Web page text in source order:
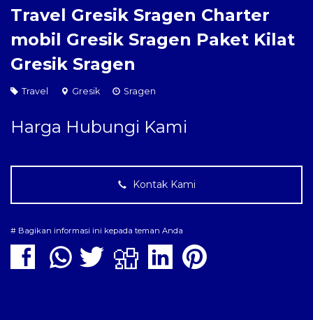
Travel Gresik Sragen Charter
mobil Gresik Sragen Paket Kilat
Gresik Sragen
Travel Gresik Sragen
Harga Hubungi Kami
Kontak Kami
# Bagikan informasi ini kepada teman Anda